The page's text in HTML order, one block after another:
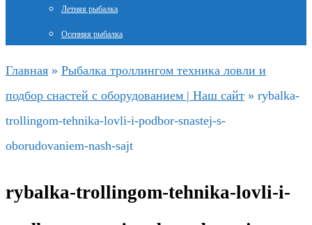
Летняя рыбалка
Осенняя рыбалка
Главная » Рыбалка троллингом техника ловли и
подбор снастей с оборудованием | Наш сайт » rybalka-
trollingom-tehnika-lovli-i-podbor-snastej-s-
oborudovaniem-nash-sajt
rybalka-trollingom-tehnika-lovli-i-